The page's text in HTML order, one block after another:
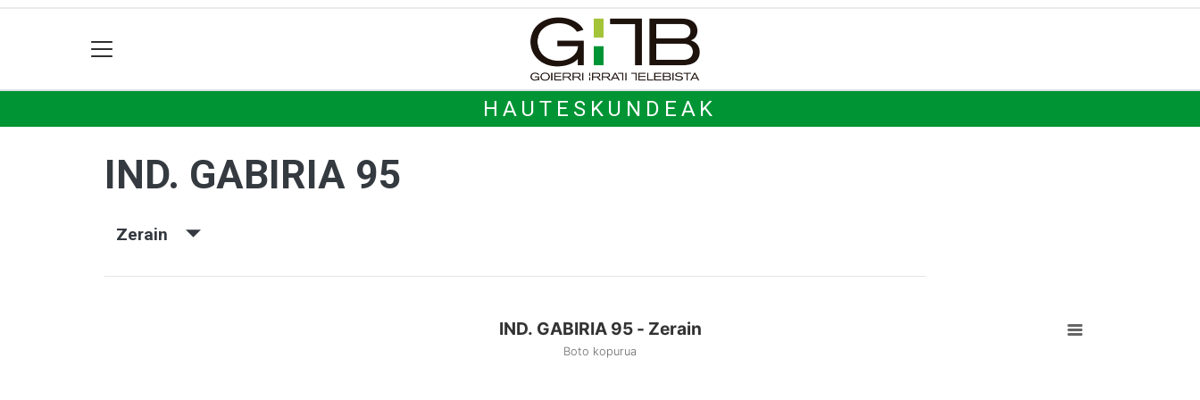
HAUTESKUNDEAK
IND. GABIRIA 95
Zerain
IND. GABIRIA 95 - Zerain
Boto kopurua